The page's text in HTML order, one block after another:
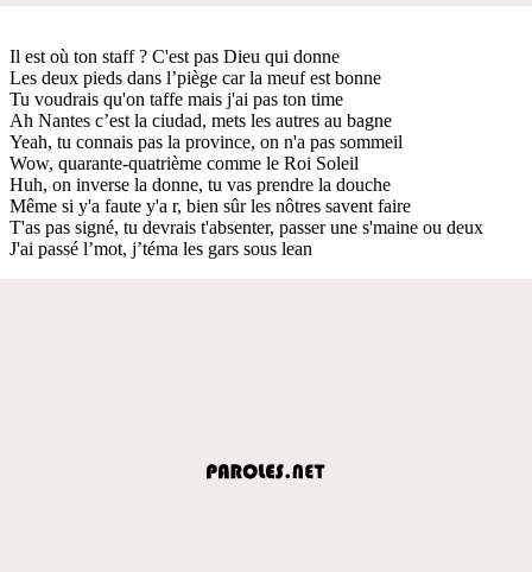
Il est où ton staff ? C'est pas Dieu qui donne
Les deux pieds dans l’piège car la meuf est bonne
Tu voudrais qu'on taffe mais j'ai pas ton time
Ah Nantes c’est la ciudad, mets les autres au bagne
Yeah, tu connais pas la province, on n'a pas sommeil
Wow, quarante-quatrième comme le Roi Soleil
Huh, on inverse la donne, tu vas prendre la douche
Même si y'a faute y'a r, bien sûr les nôtres savent faire
T'as pas signé, tu devrais t'absenter, passer une s'maine ou deux
J'ai passé l’mot, j’téma les gars sous lean